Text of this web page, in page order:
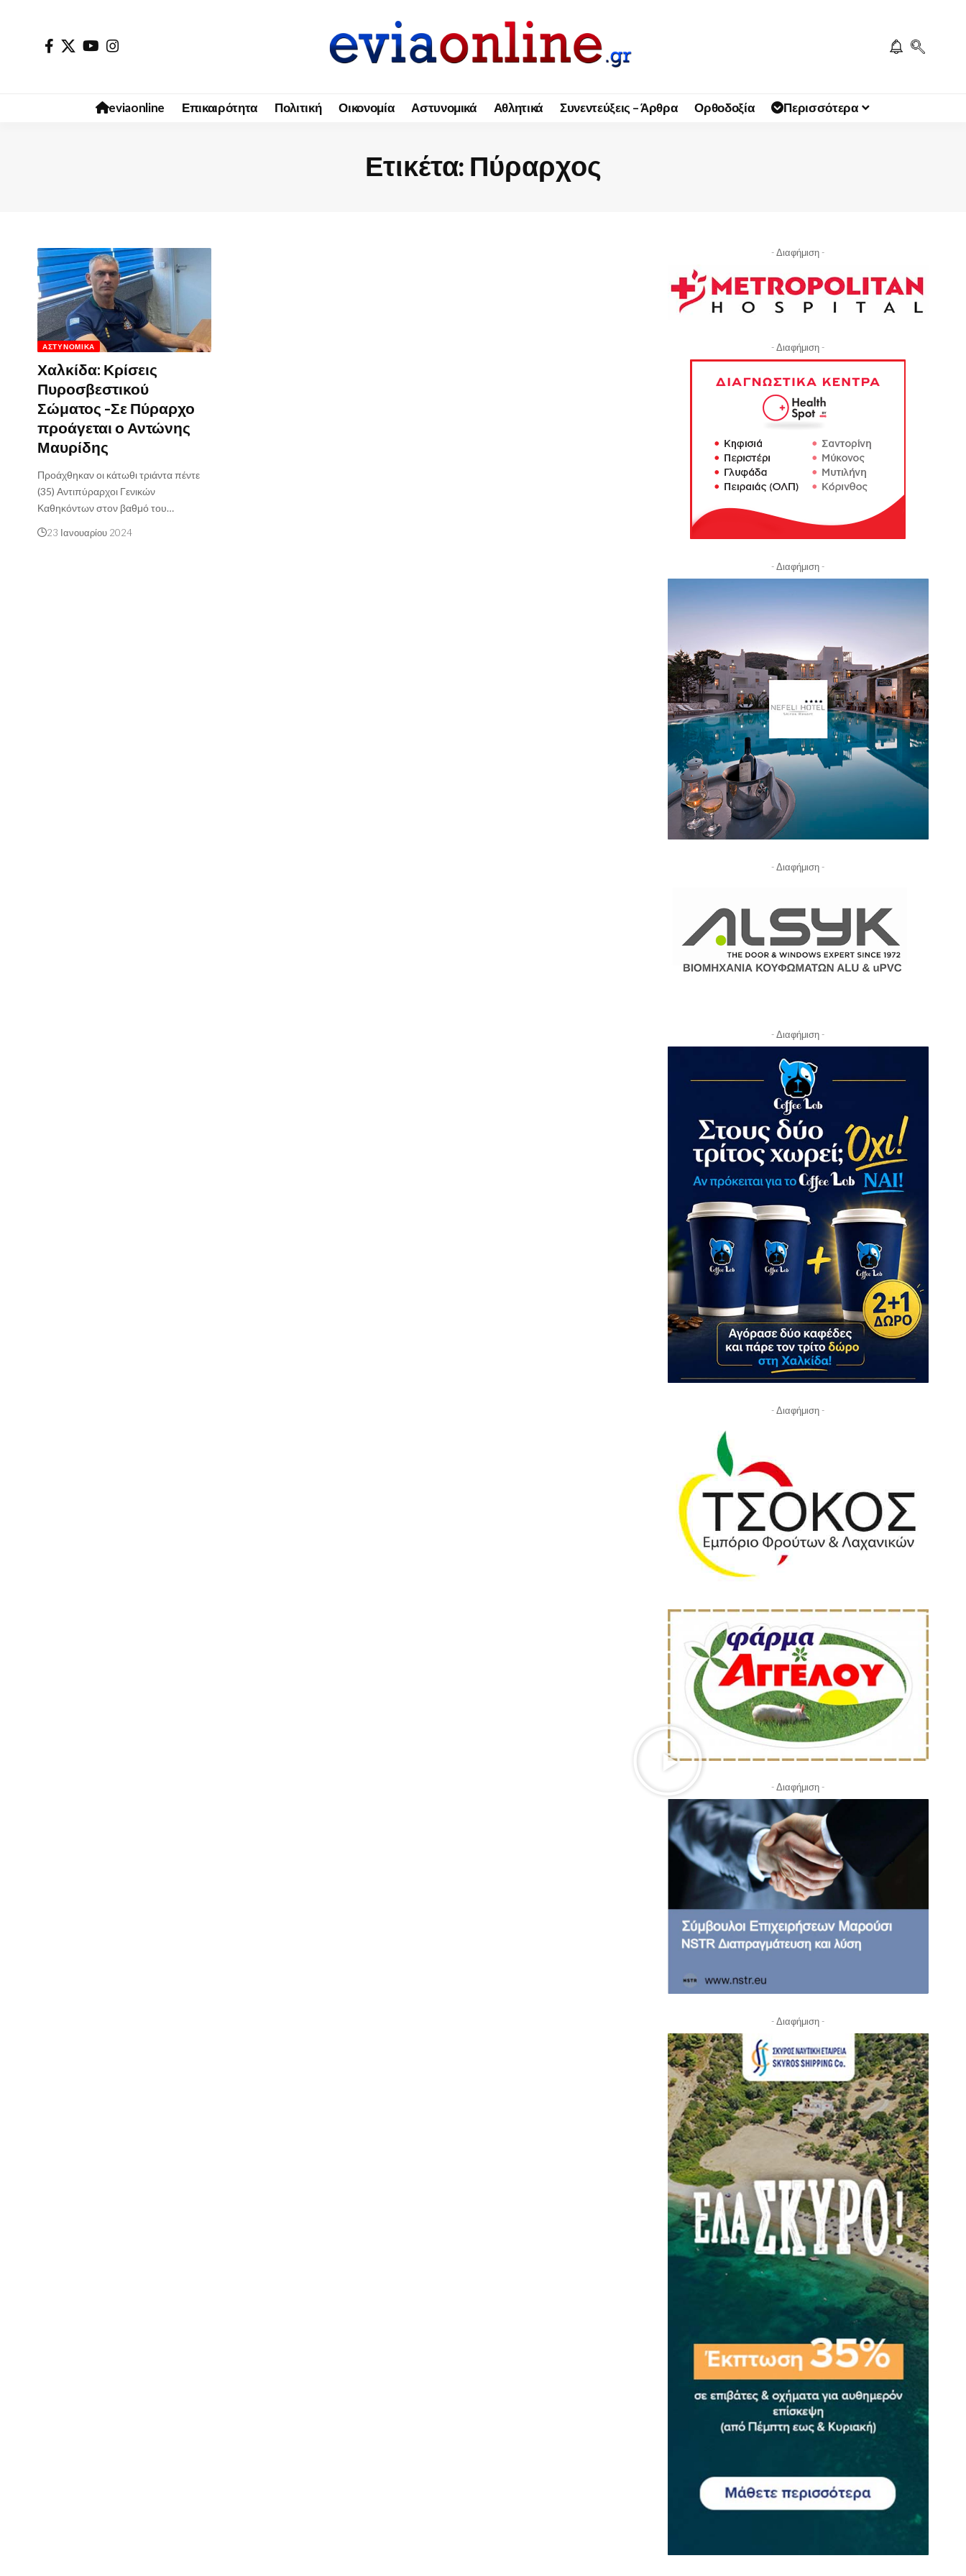
eviaonline Επικαιρότητα Πολιτική Οικονομία Αστυνομικά Αθλητικά Συνεντεύξεις – Άρθρα Ορθοδοξία Περισσότερα
Ετικέτα: Πύραρχος
ΑΣΤΥΝΟΜΙΚΆ
Χαλκίδα: Κρίσεις
Πυροσβεστικού
Σώματος -Σε Πύραρχο
προάγεται ο Αντώνης
Μαυρίδης
Προάχθηκαν οι κάτωθι τριάντα πέντε
(35) Αντιπύραρχοι Γενικών
Καθηκόντων στον βαθμό του…
23 Ιανουαρίου 2024
- Διαφήμιση -
- Διαφήμιση -
- Διαφήμιση -
- Διαφήμιση -
- Διαφήμιση -
- Διαφήμιση -
- Διαφήμιση -
- Διαφήμιση -